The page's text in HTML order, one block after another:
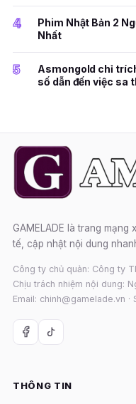
4
Phim Nhật Bản 2
Nhất
5
Asmongold chỉ
số dẫn đến việc sa
GAMELADE là trang
tế, cập nhật nội dung
Công ty chủ quản: Công ty
Chịu trách nhiệm nội dung:
Email: chinh@gamelade.vn
THÔNG TIN